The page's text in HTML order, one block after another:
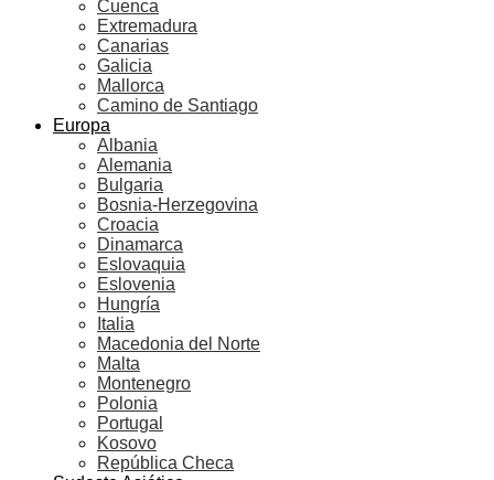
Cuenca
Extremadura
Canarias
Galicia
Mallorca
Camino de Santiago
Europa
Albania
Alemania
Bulgaria
Bosnia-Herzegovina
Croacia
Dinamarca
Eslovaquia
Eslovenia
Hungría
Italia
Macedonia del Norte
Malta
Montenegro
Polonia
Portugal
Kosovo
República Checa